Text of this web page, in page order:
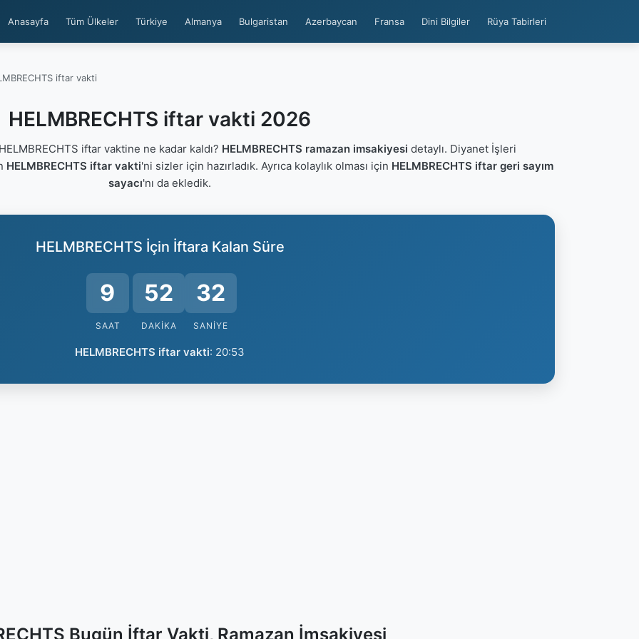
Anasayfa Tüm Ülkeler Türkiye Almanya Bulgaristan Azerbaycan Fransa Dini Bilgiler Rüya Tabirleri
iftar vakti
HELMBRECHTS iftar vakti 2026
iftar vaktine ne kadar kaldı? HELMBRECHTS ramazan imsakiyesi detaylı. Diyanet İşleri
HELMBRECHTS iftar vakti'ni sizler için hazırladık. Ayrıca kolaylık olması için HELMBRECHTS iftar geri sayım
sayacı'nı da ekledik.
HELMBRECHTS İçin İftara Kalan Süre
9
SAAT
52
DAKIKA
31
SANIYE
HELMBRECHTS iftar vakti: 20:53
Bugün İftar Vakti, Ramazan İmsakiyesi